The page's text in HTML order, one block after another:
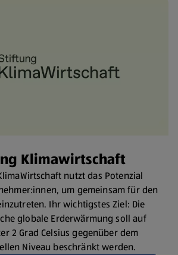
Klimawirtschaft
nutzt das Potenzial
um gemeinsam für den
Ihr wichtigstes Ziel: Die
globale Erderwärmung soll auf
2 Grad Celsius gegenüber dem
Niveau beschränkt werden.